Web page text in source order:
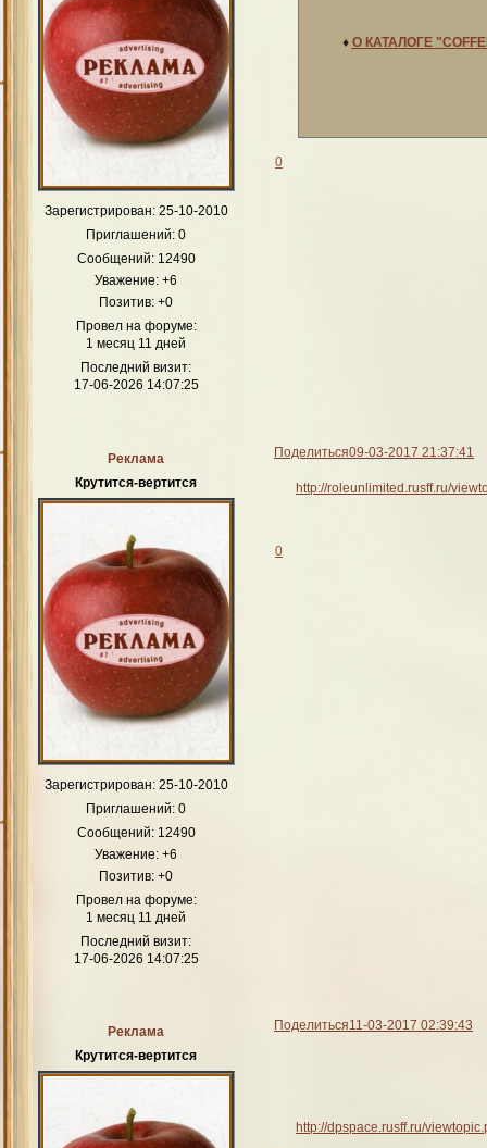
Зарегистрирован: 25-10-2010
Приглашений: 0
Сообщений:12490
Уважение: +6
Позитив: +0
Провел на форуме:
1 месяц 11 дней
Последний визит:
17-06-2026 14:07:25
♦ О КАТАЛОГЕ
0
Поделиться09-03-2017 21:37:41
Реклама
Крутится-вертится
Зарегистрирован: 25-10-2010
Приглашений: 0
Сообщений:12490
Уважение: +6
Позитив: +0
Провел на форуме:
1 месяц 11 дней
Последний визит:
17-06-2026 14:07:25
http://roleunlimited.rusff.ru/
0
Поделиться11-03-2017 02:39:43
Реклама
Крутится-вертится
http://dpspace.rusff.ru/